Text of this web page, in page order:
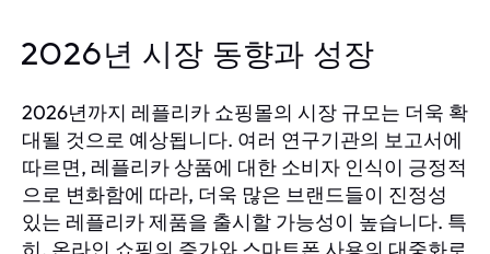
2026년 시장 동향과 성장
2026년까지 레플리카 쇼핑몰의 시장 규모는 더욱 확
대될 것으로 예상됩니다. 여러 연구기관의 보고서에
따르면, 레플리카 상품에 대한 소비자 인식이 긍정적
으로 변화함에 따라, 더욱 많은 브랜드들이 진정성
있는 레플리카 제품을 출시할 가능성이 높습니다. 특